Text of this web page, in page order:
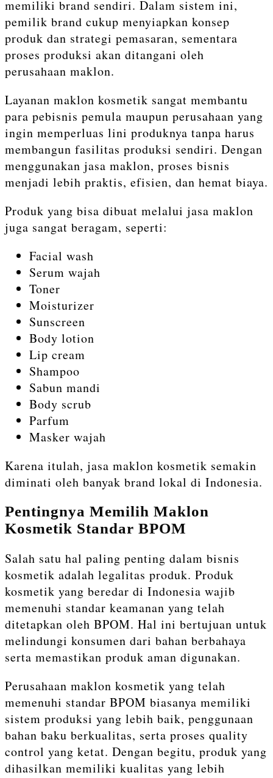
memiliki brand sendiri. Dalam sistem ini,
pemilik brand cukup menyiapkan konsep
produk dan strategi pemasaran, sementara
proses produksi akan ditangani oleh
perusahaan maklon.
Layanan maklon kosmetik sangat membantu
para pebisnis pemula maupun perusahaan yang
ingin memperluas lini produknya tanpa harus
membangun fasilitas produksi sendiri. Dengan
menggunakan jasa maklon, proses bisnis
menjadi lebih praktis, efisien, dan hemat biaya.
Produk yang bisa dibuat melalui jasa maklon
juga sangat beragam, seperti:
Facial wash
Serum wajah
Toner
Moisturizer
Sunscreen
Body lotion
Lip cream
Shampoo
Sabun mandi
Body scrub
Parfum
Masker wajah
Karena itulah, jasa maklon kosmetik semakin
diminati oleh banyak brand lokal di Indonesia.
Pentingnya Memilih Maklon
Kosmetik Standar BPOM
Salah satu hal paling penting dalam bisnis
kosmetik adalah legalitas produk. Produk
kosmetik yang beredar di Indonesia wajib
memenuhi standar keamanan yang telah
ditetapkan oleh BPOM. Hal ini bertujuan untuk
melindungi konsumen dari bahan berbahaya
serta memastikan produk aman digunakan.
Perusahaan maklon kosmetik yang telah
memenuhi standar BPOM biasanya memiliki
sistem produksi yang lebih baik, penggunaan
bahan baku berkualitas, serta proses quality
control yang ketat. Dengan begitu, produk yang
dihasilkan memiliki kualitas yang lebih